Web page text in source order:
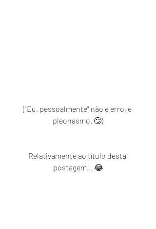
("Eu, pessoalmente" não é erro, é
pleonasmo. 🙄)
Relativamente ao título desta
postagem... 😂